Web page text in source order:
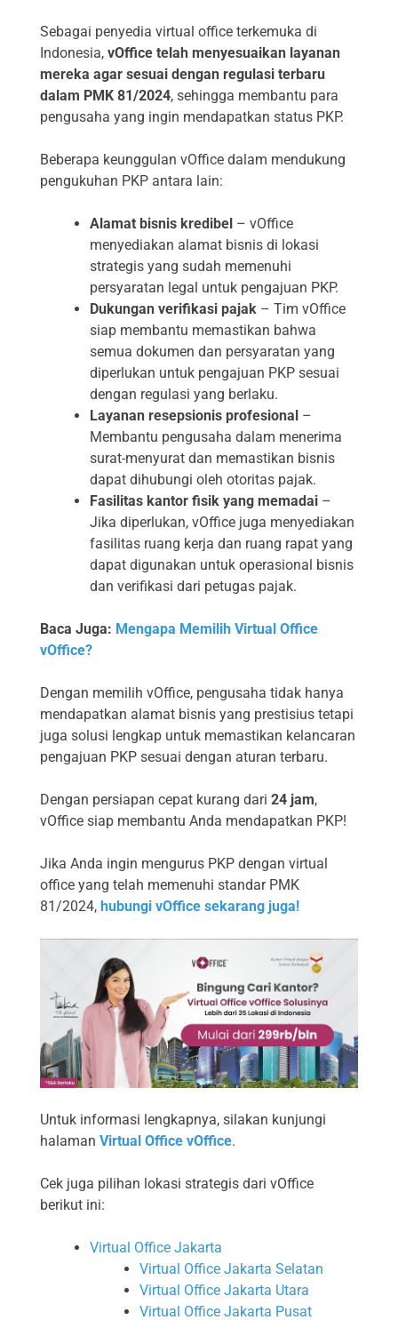
Sebagai penyedia virtual office terkemuka di
Indonesia, vOffice telah menyesuaikan layanan
mereka agar sesuai dengan regulasi terbaru
dalam PMK 81/2024, sehingga membantu para
pengusaha yang ingin mendapatkan status PKP.
Beberapa keunggulan vOffice dalam mendukung
pengukuhan PKP antara lain:
Alamat bisnis kredibel – vOffice
menyediakan alamat bisnis di lokasi
strategis yang sudah memenuhi
persyaratan legal untuk pengajuan PKP.
Dukungan verifikasi pajak – Tim vOffice
siap membantu memastikan bahwa
semua dokumen dan persyaratan yang
diperlukan untuk pengajuan PKP sesuai
dengan regulasi yang berlaku.
Layanan resepsionis profesional –
Membantu pengusaha dalam menerima
surat-menyurat dan memastikan bisnis
dapat dihubungi oleh otoritas pajak.
Fasilitas kantor fisik yang memadai –
Jika diperlukan, vOffice juga menyediakan
fasilitas ruang kerja dan ruang rapat yang
dapat digunakan untuk operasional bisnis
dan verifikasi dari petugas pajak.
Baca Juga: Mengapa Memilih Virtual Office
vOffice?
Dengan memilih vOffice, pengusaha tidak hanya
mendapatkan alamat bisnis yang prestisius tetapi
juga solusi lengkap untuk memastikan kelancaran
pengajuan PKP sesuai dengan aturan terbaru.
Dengan persiapan cepat kurang dari 24 jam,
vOffice siap membantu Anda mendapatkan PKP!
Jika Anda ingin mengurus PKP dengan virtual
office yang telah memenuhi standar PMK
81/2024, hubungi vOffice sekarang juga!
Untuk informasi lengkapnya, silakan kunjungi
halaman Virtual Office vOffice.
Cek juga pilihan lokasi strategis dari vOffice
berikut ini:
Virtual Office Jakarta
Virtual Office Jakarta Selatan
Virtual Office Jakarta Utara
Virtual Office Jakarta Pusat